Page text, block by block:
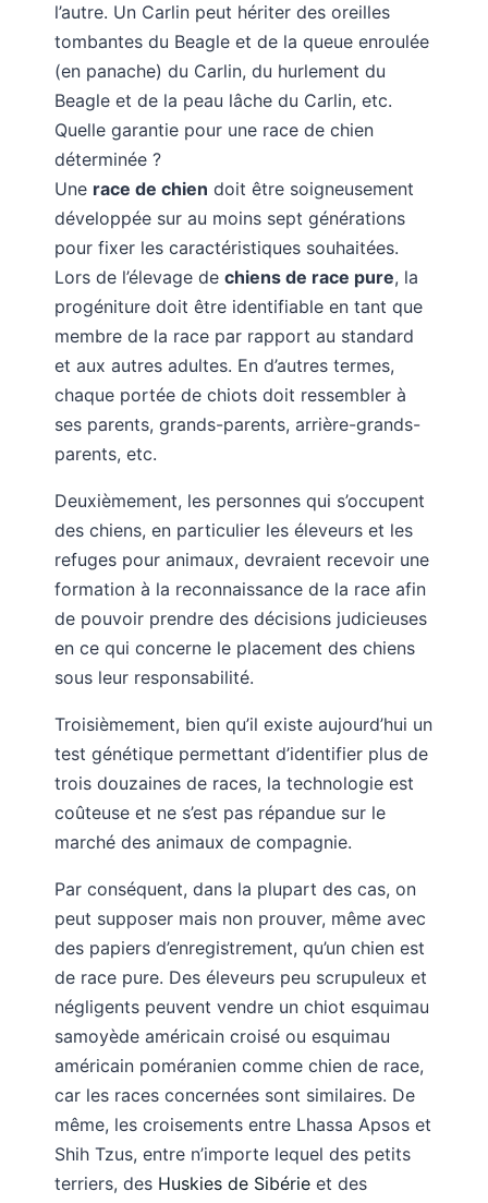
l’autre. Un Carlin peut hériter des oreilles
tombantes du Beagle et de la queue enroulée
(en panache) du Carlin, du hurlement du
Beagle et de la peau lâche du Carlin, etc.
Quelle garantie pour une race de chien
déterminée ?
Une race de chien doit être soigneusement
développée sur au moins sept générations
pour fixer les caractéristiques souhaitées.
Lors de l’élevage de chiens de race pure, la
progéniture doit être identifiable en tant que
membre de la race par rapport au standard
et aux autres adultes. En d’autres termes,
chaque portée de chiots doit ressembler à
ses parents, grands-parents, arrière-grands-
parents, etc.
Deuxièmement, les personnes qui s’occupent
des chiens, en particulier les éleveurs et les
refuges pour animaux, devraient recevoir une
formation à la reconnaissance de la race afin
de pouvoir prendre des décisions judicieuses
en ce qui concerne le placement des chiens
sous leur responsabilité.
Troisièmement, bien qu’il existe aujourd’hui un
test génétique permettant d’identifier plus de
trois douzaines de races, la technologie est
coûteuse et ne s’est pas répandue sur le
marché des animaux de compagnie.
Par conséquent, dans la plupart des cas, on
peut supposer mais non prouver, même avec
des papiers d’enregistrement, qu’un chien est
de race pure. Des éleveurs peu scrupuleux et
négligents peuvent vendre un chiot esquimau
samoyède américain croisé ou esquimau
américain poméranien comme chien de race,
car les races concernées sont similaires. De
même, les croisements entre Lhassa Apsos et
Shih Tzus, entre n’importe lequel des petits
terriers, des Huskies de Sibérie et des